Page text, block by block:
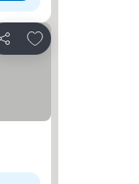
Bagikan
Tambahkan ke